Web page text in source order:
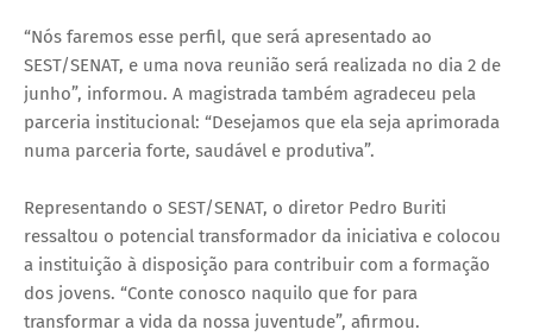
“Nós faremos esse perfil, que será apresentado ao
SEST/SENAT, e uma nova reunião será realizada no dia 2 de
junho”, informou. A magistrada também agradeceu pela
parceria institucional: “Desejamos que ela seja aprimorada
numa parceria forte, saudável e produtiva”.
Representando o SEST/SENAT, o diretor Pedro Buriti
ressaltou o potencial transformador da iniciativa e colocou
a instituição à disposição para contribuir com a formação
dos jovens. “Conte conosco naquilo que for para
transformar a vida da nossa juventude”, afirmou.